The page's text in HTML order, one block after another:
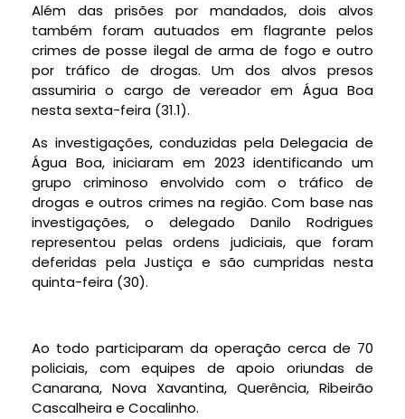
Além das prisões por mandados, dois alvos
também foram autuados em flagrante pelos
crimes de posse ilegal de arma de fogo e outro
por tráfico de drogas. Um dos alvos presos
assumiria o cargo de vereador em Água Boa
nesta sexta-feira (31.1).
As investigações, conduzidas pela Delegacia de
Água Boa, iniciaram em 2023 identificando um
grupo criminoso envolvido com o tráfico de
drogas e outros crimes na região. Com base nas
investigações, o delegado Danilo Rodrigues
representou pelas ordens judiciais, que foram
deferidas pela Justiça e são cumpridas nesta
quinta-feira (30).
Ao todo participaram da operação cerca de 70
policiais, com equipes de apoio oriundas de
Canarana, Nova Xavantina, Querência, Ribeirão
Cascalheira e Cocalinho.